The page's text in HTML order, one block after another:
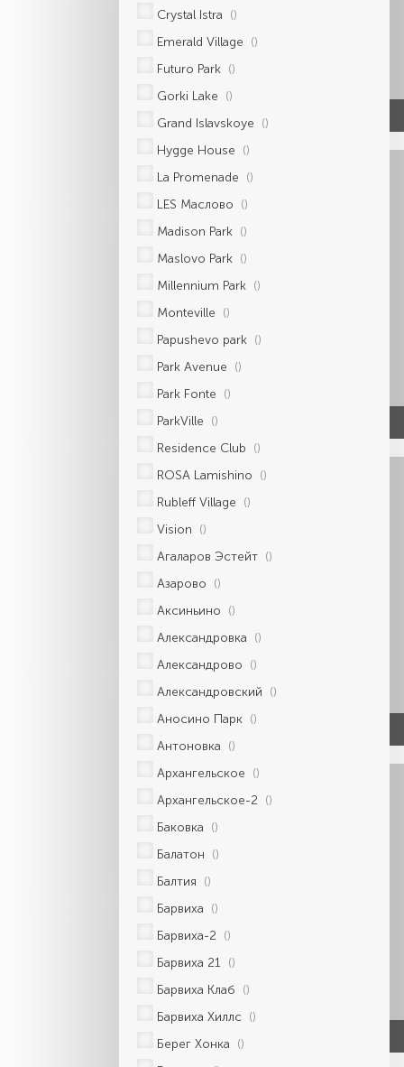
Crystal Istra ()
Emerald Village ()
Futuro Park ()
Gorki Lake ()
Grand Islavskoye ()
Hygge House ()
La Promenade ()
LES Маслово ()
Madison Park ()
Maslovo Park ()
Millennium Park ()
Monteville ()
Papushevo park ()
Park Avenue ()
Park Fonte ()
ParkVille ()
Residence Club ()
ROSA Lamishino ()
Rubleff Village ()
Vision ()
Агаларов Эстейт ()
Азарово ()
Аксиньино ()
Александровка ()
Александрово ()
Александровский ()
Аносино Парк ()
Антоновка ()
Архангельское ()
Архангельское-2 ()
Баковка ()
Балатон ()
Балтия ()
Барвиха ()
Барвиха-2 ()
Барвиха 21 ()
Барвиха Клаб ()
Барвиха Хиллс ()
Берег Хонка ()